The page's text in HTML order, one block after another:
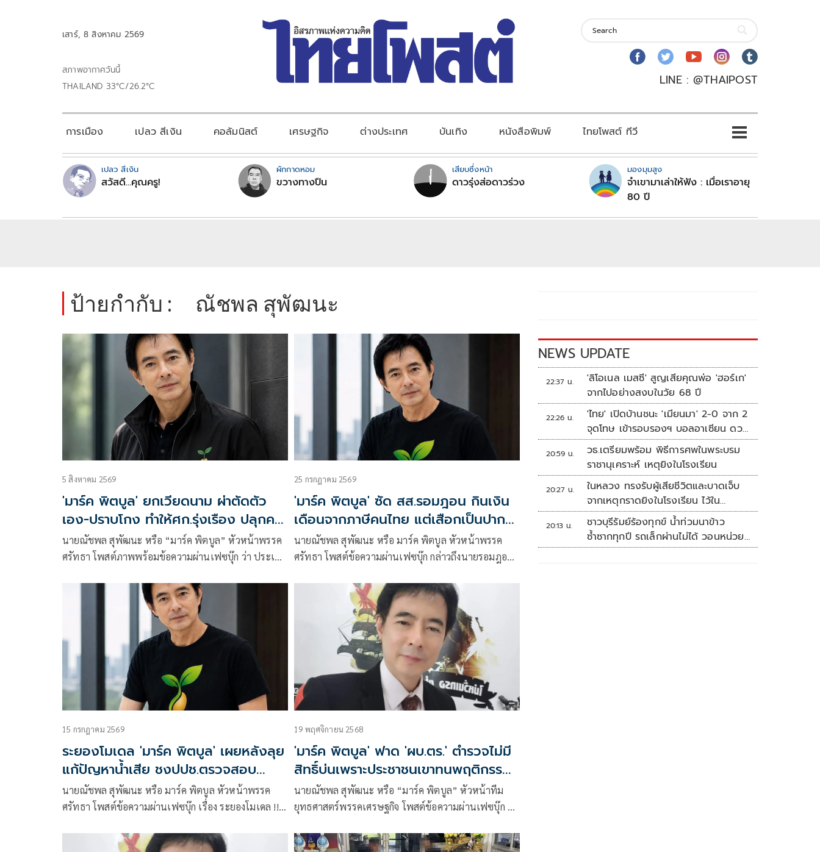
เสาร์, 8 สิงหาคม 2569
สภาพอากาศวันนี้
THAILAND 33°C/26.2°C
LINE : @THAIPOST
การเมือง เปลว สีเงิน คอลัมนิสต์ เศรษฐกิจ ต่างประเทศ บันเทิง หนังสือพิมพ์ ไทยโพสต์ ทีวี
เปลว สีเงิน
สวัสดี...คุณครู!
ผักกาดหอม
ขวางทางปืน
เสียบซึ่งหน้า
ดาวรุ่งส่อดาวร่วง
มองมุมสูง
จำเขามาเล่าให้ฟัง : เมื่อเราอายุ
80 ปี
ป้ายกำกับ : ณัชพล สุพัฒนะ
5 สิงหาคม 2569
'มาร์ค พิตบูล' ยกเวียดนาม ผ่าตัดตัว
เอง-ปราบโกง ทำให้ศก.รุ่งเรือง ปลุกคน
ไทยตื่นรู้บ้าง
นายณัชพล สุพัฒนะ หรือ “มาร์ค พิตบูล” หัวหน้าพรรค
ศรัทธา โพสต์ภาพพร้อมข้อความผ่านเฟซบุ๊ก ว่า ประเทศ
25 กรกฎาคม 2569
'มาร์ค พิตบูล' ซัด สส.รอมฎอน กินเงิน
เดือนจากภาษีคนไทย แต่เสือกเป็นปาก
เสียงให้โจรก่อความไม่สงบ
นายณัชพล สุพัฒนะ หรือ มาร์ค พิตบูล หัวหน้าพรรค
ศรัทธา โพสต์ข้อความผ่านเฟซบุ๊ก กล่าวถึงนายรอมฎอน
กำลังและการส่งสัญญาณไล่ล่าผู้ก่อเหตุยิงทหารพรานเสีย
ชีวิต 5 นาย รัฐบาลควรประเมินผลกระทบในระดับ
ยุทธศาสตร์อย่างรอบคอบ เพราะอาจกระทบต่อความเชื่อ
มั่นและการสนับสนุนจากประชาชน โดย มาร์ค พิตบูล
ระบุว่า สส. คือสมาชิกสภาผู้แทนราษฎร(ไทย) ไม่ใช่ผู้
แทนโจร !!
15 กรกฎาคม 2569
ระยองโมเดล 'มาร์ค พิตบูล' เผยหลังลุย
แก้ปัญหาน้ำเสีย ชงปปช.ตรวจสอบ
จนท.เริ่มตื่นตัวแล้ว
นายณัชพล สุพัฒนะ หรือ มาร์ค พิตบูล หัวหน้าพรรค
ศรัทธา โพสต์ข้อความผ่านเฟซบุ๊ก เรื่อง ระยองโมเดล !!
19 พฤศจิกายน 2568
'มาร์ค พิตบูล' ฟาด 'ผบ.ตร.' ตำรวจไม่มี
สิทธิ์บ่นเพราะประชาชนเขาทนพฤติกรรม
กันมานานแล้ว
นายณัชพล สุพัฒนะ หรือ “มาร์ค พิตบูล” หัวหน้าทีม
ยุทธศาสตร์พรรคเศรษฐกิจ โพสต์ข้อความผ่านเฟซบุ๊ก ว่า
มานานแล้ว
NEWS UPDATE
22:37 น.
'ลิโอเนล เมสซี' สูญเสียคุณพ่อ 'ฮอร์เก'
จากไปอย่างสงบในวัย 68 ปี
22:26 น.
'ไทย' เปิดบ้านชนะ 'เมียนมา' 2-0 จาก 2
จุดโทษ เข้ารอบรองฯ บอลอาเซียน ดวล
'สิงคโปร์'
20:59 น.
วธ.เตรียมพร้อม พิธีการศพในพระบรม
ราชานุเคราะห์ เหตุยิงในโรงเรียน
20:27 น.
ในหลวง ทรงรับผู้เสียชีวิตและบาดเจ็บ
จากเหตุกราดยิงในโรงเรียน ไว้ใน
พระบรมราชานุเคราะห์
20:13 น.
ชาวบุรีรัมย์ร้องทุกข์ น้ำท่วมนาข้าว
ซ้ำซากทุกปี รถเล็กผ่านไม่ได้ วอนหน่วย
งานเร่งแก้ไข